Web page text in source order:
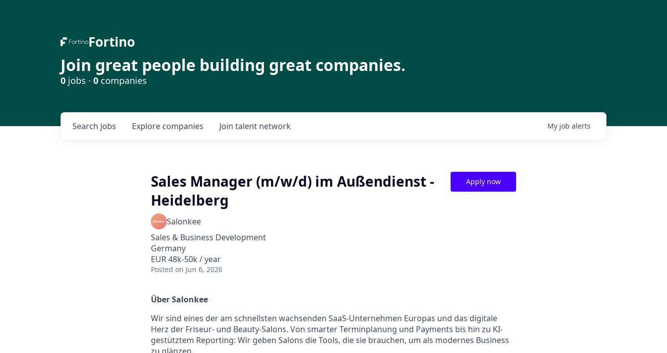
Fortino
Join great people building great companies.
0 jobs · 0 companies
Search jobs Explore companies Join talent network My job alerts
Sales Manager (m/w/d) im Außendienst -
Heidelberg
Salonkee
Sales & Business Development
Germany
EUR 48k-50k / year
Posted on Jun 6, 2026
Apply now
Über Salonkee
Wir sind eines der am schnellsten wachsenden SaaS-Unternehmen Europas und das digitale
Herz der Friseur- und Beauty-Salons. Von smarter Terminplanung und Payments bis hin zu KI-
gestütztem Reporting: Wir geben Salons die Tools, die sie brauchen, um als modernes Business